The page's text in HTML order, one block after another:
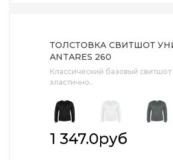
ТОЛСТОВКА СВИТШОТ
ANTARES 260
Классический базовый свитшот
эластично..
1 347.0руб